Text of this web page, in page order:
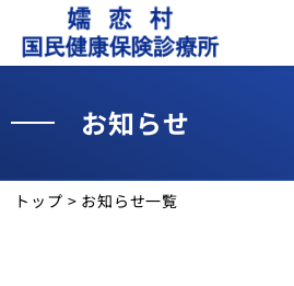
お知らせ
トップ > お知らせ一覧